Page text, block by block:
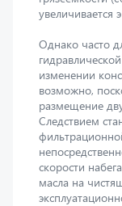
Однако часто
изменении
возможно,
размещение
Следствием
скорости
масла на
увеличится,
вы никак не